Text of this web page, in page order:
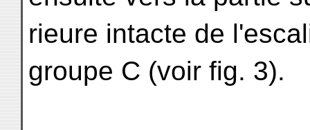
rieure intacte de
groupe C (voir fig. 3).